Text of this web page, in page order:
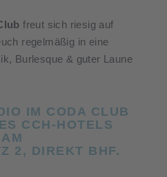
freut sich riesig auf
regelmäßig in eine
Burlesque & guter Laune
IM CODA CLUB
CCH-HOTELS
2, DIREKT BHF.